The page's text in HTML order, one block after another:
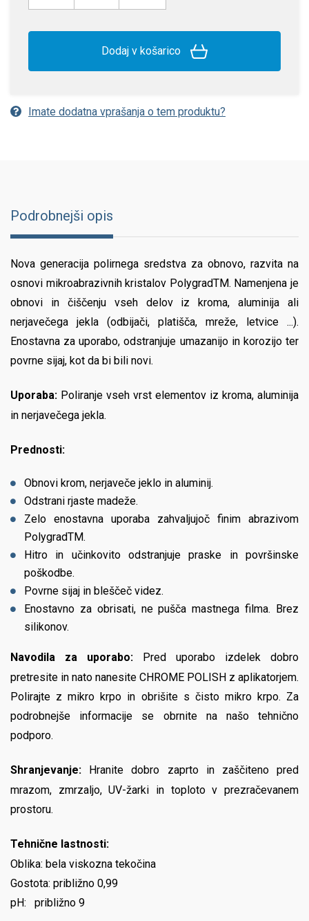
Dodaj v košarico
Imate dodatna vprašanja o tem produktu?
Podrobnejši opis
Nova generacija polirnega sredstva za obnovo, razvita na
osnovi mikroabrazivnih kristalov PolygradTM. Namenjena je
obnovi in čiščenju vseh delov iz kroma, aluminija ali
nerjavečega jekla (odbijači, platišča, mreže, letvice ...).
Enostavna za uporabo, odstranjuje umazanijo in korozijo ter
povrne sijaj, kot da bi bili novi.
Uporaba: Poliranje vseh vrst elementov iz kroma, aluminija
in nerjavečega jekla.
Prednosti:
Obnovi krom, nerjaveče jeklo in aluminij.
Odstrani rjaste madeže.
Zelo enostavna uporaba zahvaljujoč finim abrazivom
PolygradTM.
Hitro in učinkovito odstranjuje praske in površinske
poškodbe.
Povrne sijaj in bleščeč videz.
Enostavno za obrisati, ne pušča mastnega filma. Brez
silikonov.
Navodila za uporabo: Pred uporabo izdelek dobro
pretresite in nato nanesite CHROME POLISH z aplikatorjem.
Polirajte z mikro krpo in obrišite s čisto mikro krpo. Za
podrobnejše informacije se obrnite na našo tehnično
podporo.
Shranjevanje: Hranite dobro zaprto in zaščiteno pred
mrazom, zmrzaljo, UV-žarki in toploto v prezračevanem
prostoru.
Tehnične lastnosti:
Oblika: bela viskozna tekočina
Gostota: približno 0,99
pH: približno 9